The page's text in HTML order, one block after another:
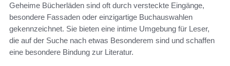
Geheime Bücherläden sind oft durch versteckte Eingänge,
besondere Fassaden oder einzigartige Buchauswahlen
gekennzeichnet. Sie bieten eine intime Umgebung für Leser,
die auf der Suche nach etwas Besonderem sind und schaffen
eine besondere Bindung zur Literatur.